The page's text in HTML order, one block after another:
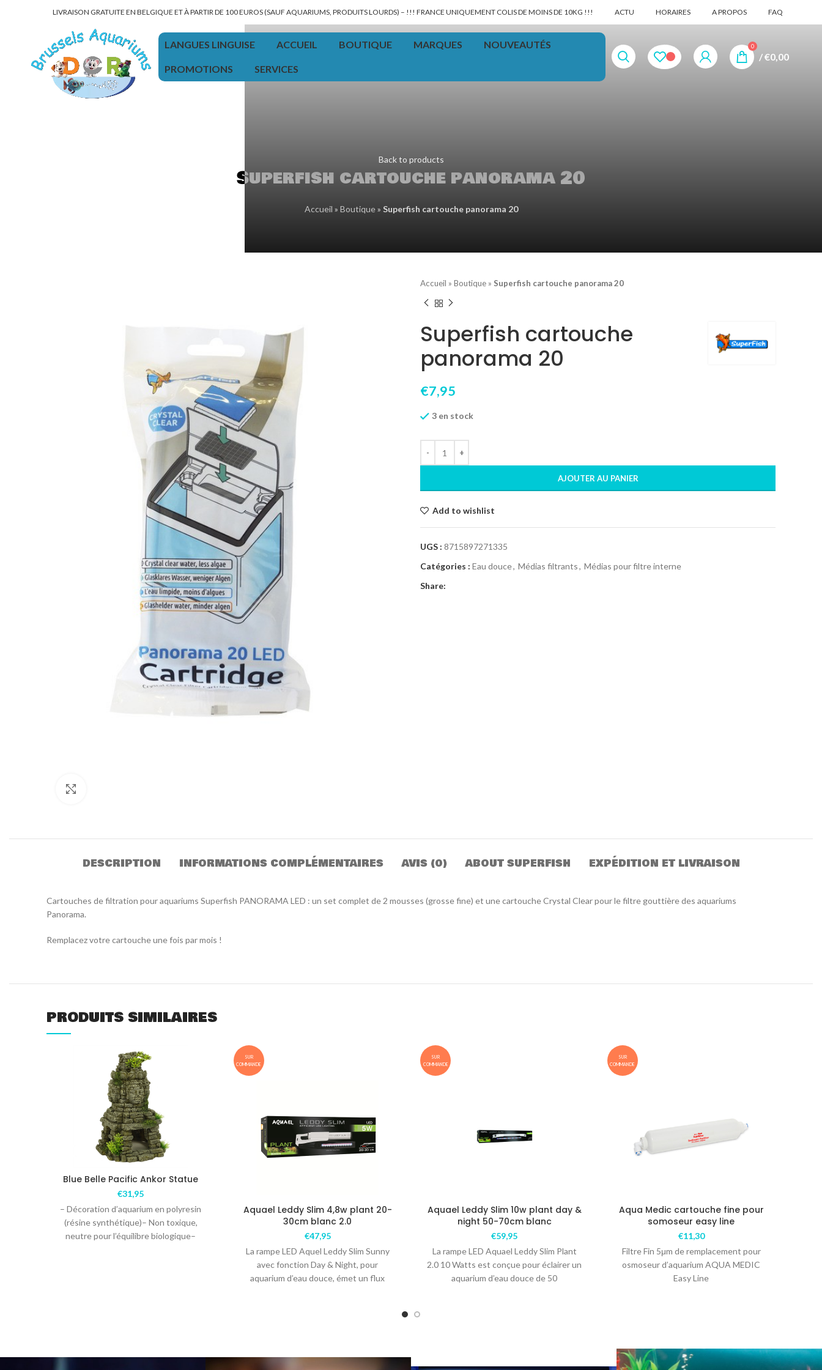
LIVRAISON GRATUITE EN BELGIQUE ET À PARTIR DE 100 EUROS (SAUF AQUARIUMS, PRODUITS LOURDS) – !!! FRANCE UNIQUEMENT COLIS DE MOINS DE 10KG !!! ACTU HORAIRES A PROPOS FAQ
LANGUES LINGUISE ACCUEIL BOUTIQUE MARQUES NOUVEAUTÉS
PROMOTIONS SERVICES
0
/€0,00
Back to products
Superfish cartouche panorama 20
Accueil » Boutique» Superfish cartouche panorama 20
Accueil » Boutique » Superfish cartouche panorama 20
Superfish cartouche
panorama 20
€7,95
3 en stock
AJOUTER AU PANIER
Add to wishlist
UGS : 8715897271335
Catégories : Eau douce, Médias filtrants, Médias pour filtre interne
Share:
DESCRIPTION INFORMATIONS COMPLÉMENTAIRES AVIS (0) ABOUT SUPERFISH EXPÉDITION ET LIVRAISON
Cartouches de filtration pour aquariums Superfish PANORAMA LED : un set complet de 2 mousses (grosse fine) et une cartouche Crystal Clear pour le filtre gouttière des aquariums
Panorama.
Remplacez votre cartouche une fois par mois !
PRODUITS SIMILAIRES
Blue Belle Pacific Ankor Statue
€31,95
– Décoration d’aquarium en polyresin
(résine synthétique)– Non toxique,
neutre pour l’équilibre biologique–
SUR
COMMANDE
Aquael Leddy Slim 4,8w plant 20-
30cm blanc 2.0
€47,95
La rampe LED Aquel Leddy Slim Sunny
avec fonction Day & Night, pour
aquarium d’eau douce, émet un flux
SUR
COMMANDE
Aquael Leddy Slim 10w plant day &
night 50-70cm blanc
€59,95
La rampe LED Aquael Leddy Slim Plant
2.0 10 Watts est conçue pour éclairer un
aquarium d’eau douce de 50
SUR
COMMANDE
Aqua Medic cartouche fine pour
somoseur easy line
€11,30
Filtre Fin 5μm de remplacement pour
osmoseur d’aquarium AQUA MEDIC
Easy Line